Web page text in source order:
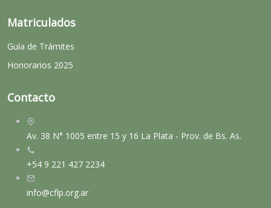
Matriculados
Guía de Trámites
Honorarios 2025
Contacto
Av. 38 N° 1005 entre 15 y 16 La Plata - Prov. de Bs. As.
+54 9 221 427 2234
info@cflp.org.ar